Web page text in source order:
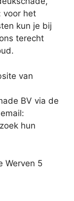
voor het
kun je bij
terecht
van
BV via de
hun
Werven 5